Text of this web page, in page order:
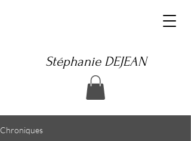
Stéphanie DEJEAN
Chroniques